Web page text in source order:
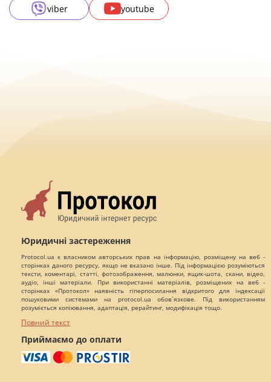
viber
youtube
Юридичні застереження
Protocol.ua є власником авторських прав на інформацію, розміщену на веб -
сторінках даного ресурсу, якщо не вказано інше. Під інформацією розуміються
тексти, коментарі, статті, фотозображення, малюнки, ящик-шота, скани, відео,
аудіо, інші матеріали. При використанні матеріалів, розміщених на веб -
сторінках «Протокол» наявність гіперпосилання відкритого для індексації
пошуковими системами на protocol.ua обов`язкове. Під використанням
розуміється копіювання, адаптація, рерайтинг, модифікація тощо.
Повний текст
Приймаємо до оплати